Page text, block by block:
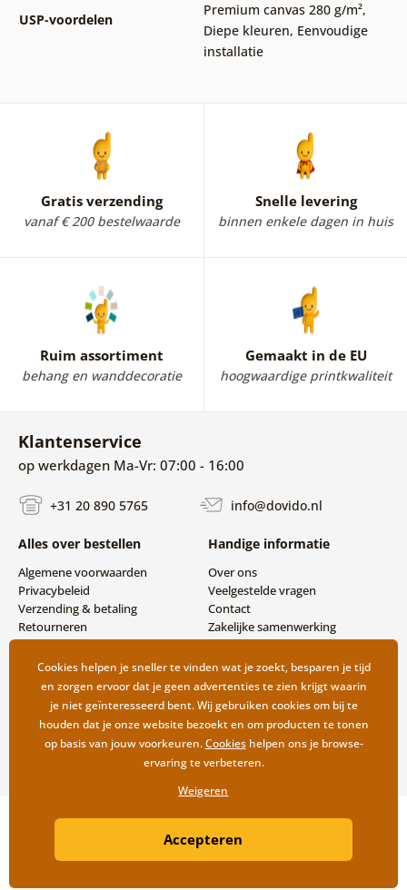
USP-voordelen
Premium canvas 280 g/m²,
Diepe kleuren, Eenvoudige
installatie
Gratis verzending
vanaf € 200 bestelwaarde
Snelle levering
binnen enkele dagen in huis
Ruim assortiment
behang en wanddecoratie
Gemaakt in de EU
hoogwaardige printkwaliteit
Klantenservice
op werkdagen Ma-Vr: 07:00 - 16:00
+31 20 890 5765 info@dovido.nl
Alles over bestellen
Algemene voorwaarden
Privacybeleid
Verzending & betaling
Retourneren
Handige informatie
Over ons
Veelgestelde vragen
Contact
Zakelijke samenwerking
Copyright ©2019 © Dovido.nl.
Litvanyi.sk| Webshop ontwikkeld door
Cookies helpen je sneller te vinden wat je zoekt, besparen je tijd
en zorgen ervoor dat je geen advertenties te zien krijgt waarin
je niet geïnteresseerd bent. Wij gebruiken cookies om bij te
houden dat je onze website bezoekt en om producten te tonen
op basis van jouw voorkeuren.Cookieshelpen ons je browse-
ervaring te verbeteren.
Weigeren
Accepteren